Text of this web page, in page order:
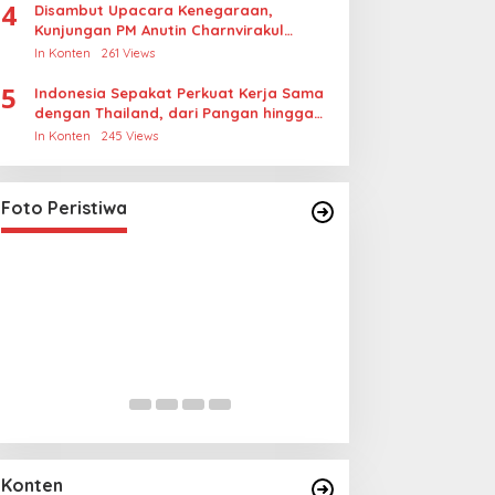
4
Disambut Upacara Kenegaraan,
Kunjungan PM Anutin Charnvirakul
Perkuat Hubungan Indonesia-Thailand
In Konten 261 Views
5
Indonesia Sepakat Perkuat Kerja Sama
dengan Thailand, dari Pangan hingga
Ekonomi Digital
In Konten 245 Views
Foto Peristiwa
Konten